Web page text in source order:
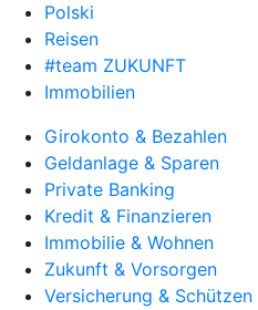
Polski
Reisen
#team ZUKUNFT
Immobilien
Girokonto & Bezahlen
Geldanlage & Sparen
Private Banking
Kredit & Finanzieren
Immobilie & Wohnen
Zukunft & Vorsorgen
Versicherung & Schützen